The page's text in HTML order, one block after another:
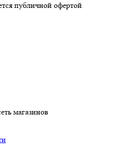
публичной офертой
магазинов